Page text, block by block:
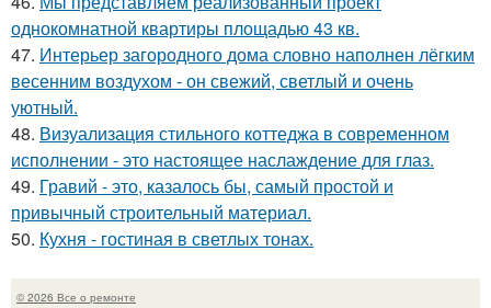
однокомнатной квартиры площадью 43 кв.
47. Интерьер загородного дома словно наполнен лёгким
весенним воздухом - он свежий, светлый и очень
уютный.
48. Визуализация стильного коттеджа в современном
исполнении - это настоящее наслаждение для глаз.
49. Гравий - это, казалось бы, самый простой и
привычный строительный материал.
50. Кухня - гостиная в светлых тонах.
© 2026 Все о ремонте